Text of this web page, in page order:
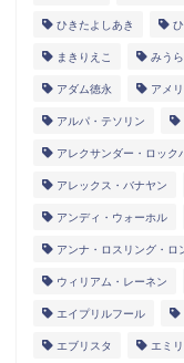
ひきたよしあき
まきりえこ みうら
アダム徳永 アメ
アルパ・テソリン
アレクサンダー・ロック
アレックス・バナヤン
アンディ・ウォーホル
アンナ・ロスリング・ロ
ウィリアム・レーネン
エイプリルフール
エブリスタ エミ